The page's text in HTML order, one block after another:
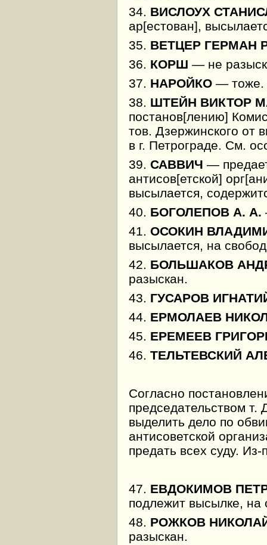
34. ВИСЛОУХ
ар[естован],
35. ВЕТЦЕР ГЕРМАН
36. КОРШ — не
37. НАРОЙКО— тоже.
38. ШТЕЙН ВИКТОР
постанов[лению]
тов. Дзержинского от
в г. Петрограде. См.
39. САВВИЧ —
антисов[етской]
высылается,
40. БОГОЛЕПОВ А. А.
41. ОСОКИН
высылается, на
42. БОЛЬШАКОВ
разыскан.
43. ГУСАРОВ
44. ЕРМОЛАЕВ
45. ЕРЕМЕЕВ
46. ТЕЛЬТЕВСКИЙ
Согласно
председательством т.
выделить дело по
антисоветской
предать всех суду.
47. ЕВДОКИМОВ
подлежит высылке, на
48. РОЖКОВ
разыскан.